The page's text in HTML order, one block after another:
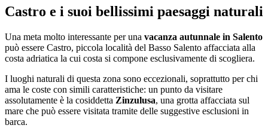
Castro e i suoi bellissimi paesaggi naturali
Una meta molto interessante per una vacanza autunnale in Salento
può essere Castro, piccola località del Basso Salento affacciata alla
costa adriatica la cui costa si compone esclusivamente di scogliera.
I luoghi naturali di questa zona sono eccezionali, soprattutto per chi
ama le coste con simili caratteristiche: un punto da visitare
assolutamente è la cosiddetta Zinzulusa, una grotta affacciata sul
mare che può essere visitata tramite delle suggestive esclusioni in
barca.